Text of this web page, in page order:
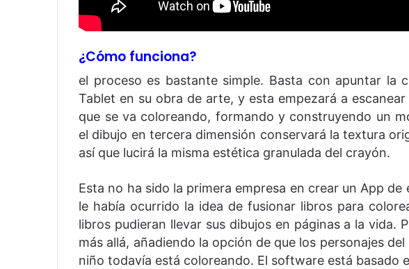
¿Cómo funciona?
el proceso es bastante simple. Basta con apuntar la
Tablet en su obra de arte, y esta empezará a
que se va coloreando, formando y construyendo un
el dibujo en tercera dimensión conservará la textura
así que lucirá la misma estética granulada del crayón.
Esta no ha sido la primera empresa en crear un App de
le había ocurrido la idea de fusionar libros para
libros pudieran llevar sus dibujos en páginas a la vida.
más allá, añadiendo la opción de que los personajes
niño todavía está coloreando. El software está basado